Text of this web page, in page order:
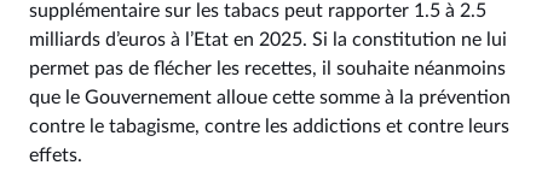
supplémentaire sur les tabacs peut rapporter 1.5 à 2.5
milliards d’euros à l’Etat en 2025. Si la constitution ne lui
permet pas de flécher les recettes, il souhaite néanmoins
que le Gouvernement alloue cette somme à la prévention
contre le tabagisme, contre les addictions et contre leurs
effets.